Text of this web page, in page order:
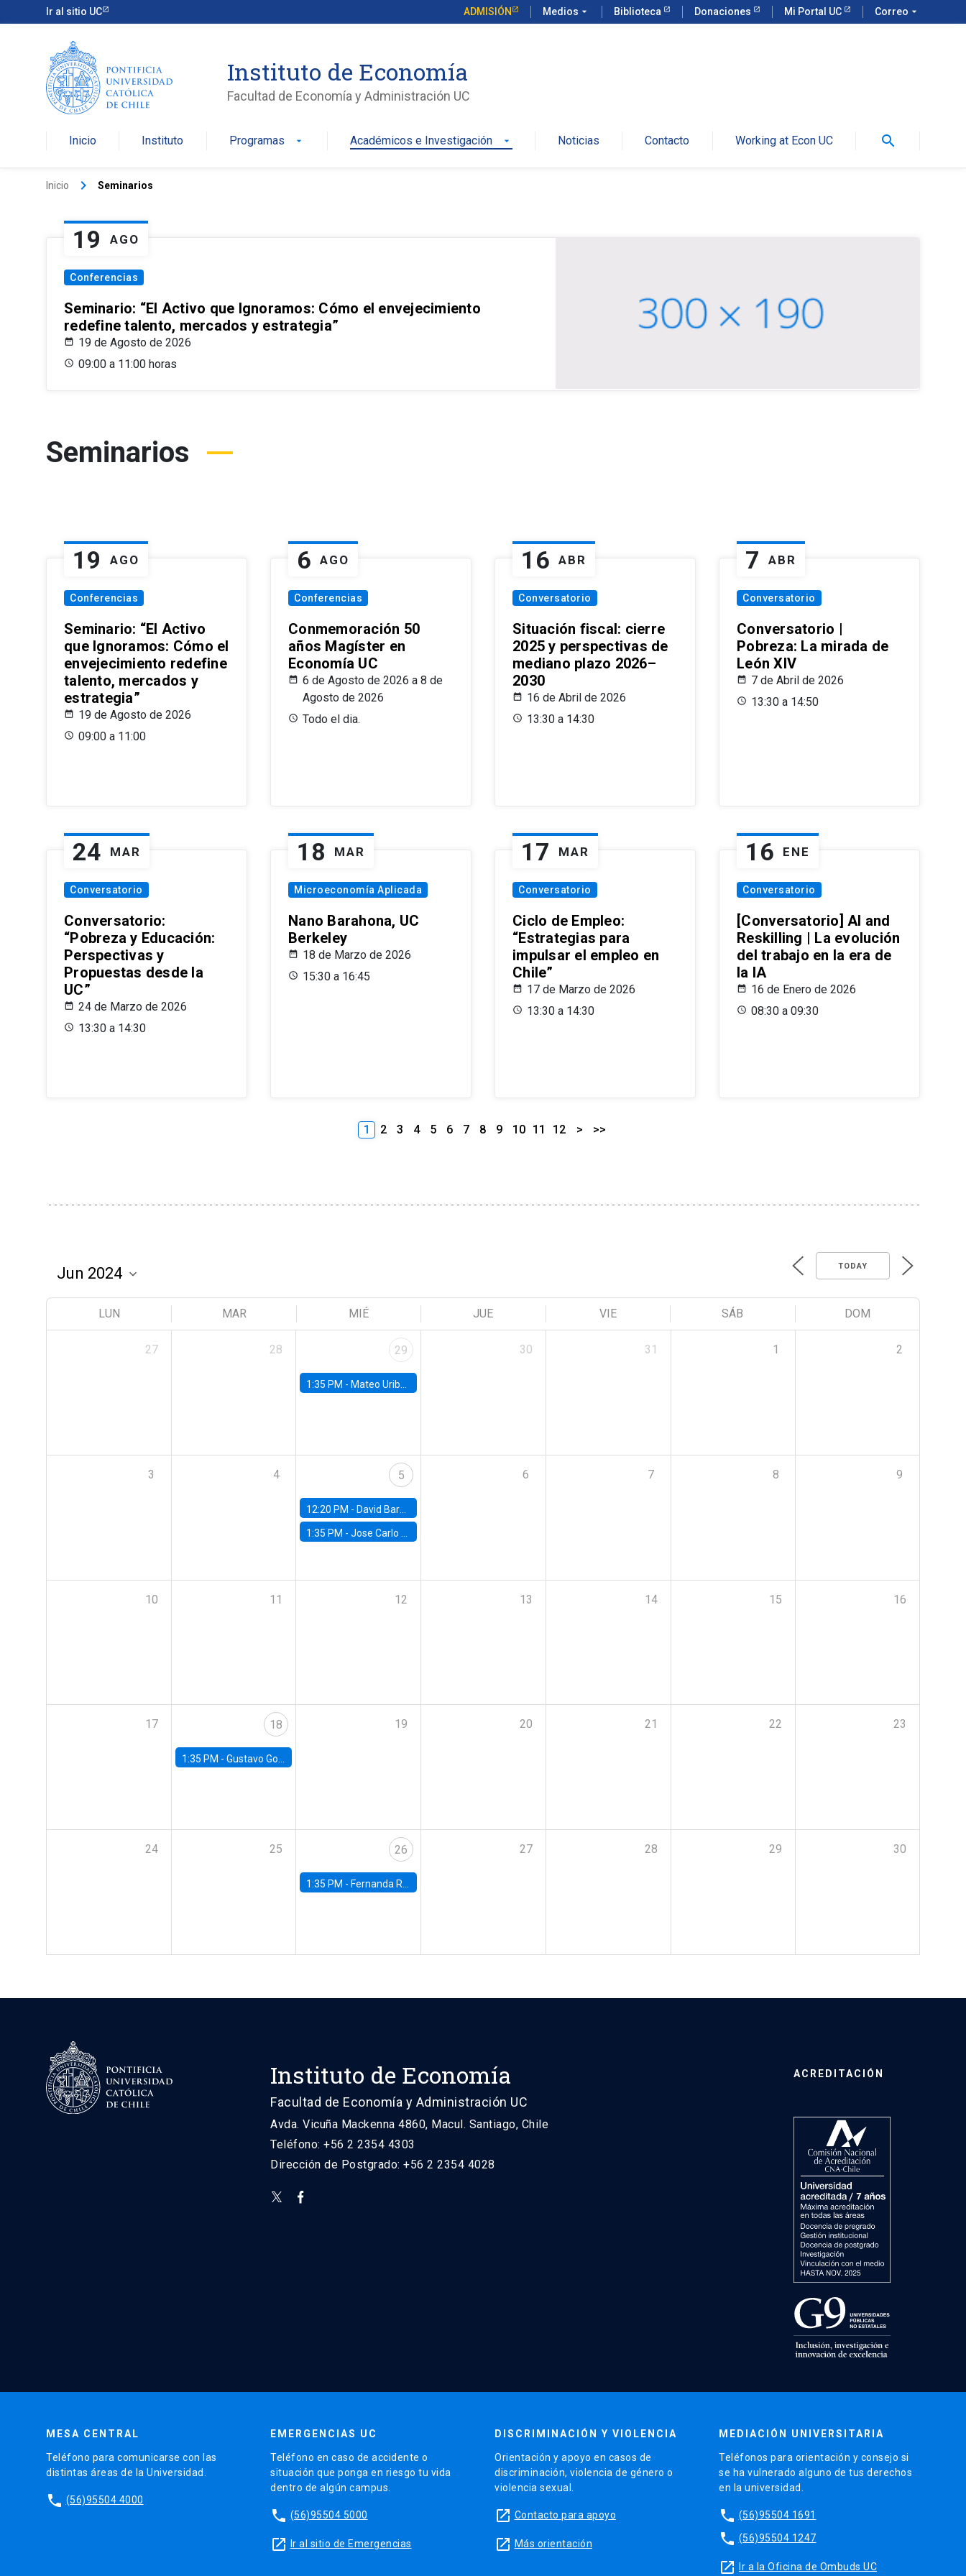
Ir al sitio UC ADMISIÓN Medios arrow_drop_down Biblioteca Donaciones Mi Portal UC Correo arrow_drop_down
Instituto de Economía
Facultad de Economía y Administración UC
Inicio Instituto Programas arrow_drop_down Académicos e Investigación arrow_drop_down Noticias Contacto Working at Econ UC search
Inicio keyboard_arrow_right Seminarios
19 AGO
Conferencias
Seminario: “El Activo que Ignoramos: Cómo el envejecimiento
redefine talento, mercados y estrategia”
19 de Agosto de 2026
09:00 a 11:00 horas
Seminarios
19 AGO
Conferencias
Seminario: “El Activo
que Ignoramos: Cómo el
envejecimiento redefine
talento, mercados y
estrategia”
19 de Agosto de 2026
09:00 a 11:00
6 AGO
Conferencias
Conmemoración 50
años Magíster en
Economía UC
6 de Agosto de 2026 a 8 de
Agosto de 2026
Todo el dia.
16 ABR
Conversatorio
Situación fiscal: cierre
2025 y perspectivas de
mediano plazo 2026–
2030
16 de Abril de 2026
13:30 a 14:30
7 ABR
Conversatorio
Conversatorio |
Pobreza: La mirada de
León XIV
7 de Abril de 2026
13:30 a 14:50
24 MAR
Conversatorio
Conversatorio:
“Pobreza y Educación:
Perspectivas y
Propuestas desde la
UC”
24 de Marzo de 2026
13:30 a 14:30
18 MAR
Microeconomía Aplicada
Nano Barahona, UC
Berkeley
18 de Marzo de 2026
15:30 a 16:45
17 MAR
Conversatorio
Ciclo de Empleo:
“Estrategias para
impulsar el empleo en
Chile”
17 de Marzo de 2026
13:30 a 14:30
16 ENE
Conversatorio
[Conversatorio] AI and
Reskilling | La evolución
del trabajo en la era de
la IA
16 de Enero de 2026
08:30 a 09:30
1 2 3 4 5 6 7 8 9 10 11 12 > >>
TODAY
LUN MAR MIÉ JUE VIE SÁB DOM
27 28 29
1:35 PM - Mateo Uribe-Castro, Universidad de los Andes (Colombia)
30 31 1 2
3 4 5
12:20 PM - David Bardey, Universidad de los Andes - CEDE
1:35 PM -Jose Carlo Bermudez, UC (ME) & World Bank
6 7 8 9
10 11 12 13 14 15 16
17 18
1:35 PM - Gustavo González, Banco Central de Chile
19 20 21 22 23
24 25 26
1:35 PM - Fernanda Rojas Ampuero, University of Wisconsin-Madison
27 28 29 30
Instituto de Economía
Facultad de Economía y Administración UC
Avda. Vicuña Mackenna 4860, Macul. Santiago, Chile
Teléfono: +56 2 2354 4303
Dirección de Postgrado: +56 2 2354 4028
ACREDITACIÓN
MESA CENTRAL
Teléfono para comunicarse con las
distintas áreas de la Universidad.
phone (56)95504 4000
EMERGENCIAS UC
Teléfono en caso de accidente o
situación que ponga en riesgo tu vida
dentro de algún campus.
phone (56)95504 5000
launch Ir al sitio de Emergencias
DISCRIMINACIÓN Y VIOLENCIA
Orientación y apoyo en casos de
discriminación, violencia de género o
violencia sexual.
launch Contacto para apoyo
launch Más orientación
MEDIACIÓN UNIVERSITARIA
Teléfonos para orientación y consejo si
se ha vulnerado alguno de tus derechos
en la universidad.
phone (56)95504 1691
phone (56)95504 1247
launch Ir a la Oficina de Ombuds UC